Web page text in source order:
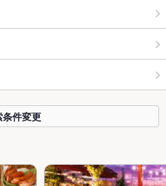
条件変更